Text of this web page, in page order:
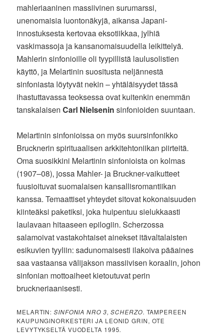
mahleriaaninen massiivinen surumarssi,
unenomaisia luontonäkyjä, aikansa Japani-
innostuksesta kertovaa eksotiikkaa, jylhiä
vaskimassoja ja kansanomaisuudella leikittelyä.
Mahlerin sinfonioille oli tyypillistä laulusolistien
käyttö, ja Melartinin suositusta neljännestä
sinfoniasta löytyvät nekin – yhtäläisyydet tässä
ihastuttavassa teoksessa ovat kuitenkin enemmän
tanskalaisenCarl Nielsenin sinfonioiden suuntaan.
Melartinin sinfonioissa on myös suursinfonikko
Brucknerin spirituaalisen arkkitehtoniikan piirteitä.
Oma suosikkini Melartinin sinfonioista on kolmas
(1907–08), jossa Mahler- ja Bruckner-vaikutteet
fuusioituvat suomalaisen kansallisromantiikan
kanssa. Temaattiset yhteydet sitovat kokonaisuuden
kiinteäksi paketiksi, joka huipentuu sielukkaasti
laulavaan hitaaseen epilogiin. Scherzossa
salamoivat vastakohtaiset ainekset itävaltalaisten
esikuvien tyyliin: sadunomaisesti ilakoiva pääaines
saa vastaansa välijakson massiivisen koraalin, johon
sinfonian mottoaiheet kietoutuvat perin
bruckneriaanisesti.
MELARTIN:SINFONIA NRO 3, SCHERZO. TAMPEREEN
KAUPUNGINORKESTERI JA LEONID GRIN, OTE
LEVYTYKSELTÄ VUODELTA 1995.